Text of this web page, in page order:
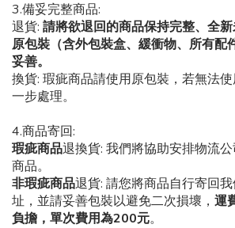
3.備妥完整商品:
退貨: 請將欲退回的商品保持完整、全
原包裝（含外包裝盒、緩衝物、所有配
妥善。
換貨: 瑕疵商品請使用原包裝，若無法
一步處理。
4.商品寄回:
瑕疵商品退換貨: 我們將協助安排物流
商品。
非瑕疵商品退貨: 請您將商品自行寄回
址，並請妥善包裝以避免二次損壞， 運
負擔，單次費用為200元。